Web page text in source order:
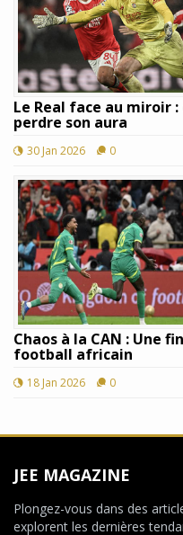
Le Real face au miroir
perdre son aura
30 Jan 2026 0
Chaos à la CAN : Une
football africain
18 Jan 2026 0
JEE MAGAZINE
Plongez-vous dans des
explorent les dernières